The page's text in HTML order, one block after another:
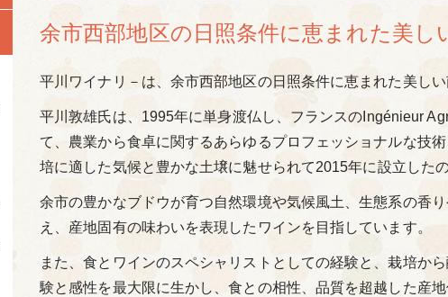
余市西部地区の日照条件に恵まれた美し
平川ワイナリ－は、余市西部地区の日照条件に恵まれた美し
平川敦雄氏は、1995年に単身渡仏し、フランスのIngénieur
て、農業から食卓に関するあらゆるプロフェッショナルな技
培に適した気候と豊かな土壌に魅せられて2015年に設立した
余市の豊かなブドウが育つ自然環境や気候風土、生態系の香
え、産地固有の味わいを表現したワインを目指しています。
また、食とワインのスペシャリストとしての経験と、栽培か
験と感性を最大限に生かし、食との相性、品質を超越した産